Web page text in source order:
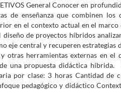
General Conocer en
de enseñanza que combinen
en el contexto actual en el
de proyectos híbridos
eje central y recuperen estrategias
otras herramientas externas en el
una propuesta didáctica
por clase: 3 horas Cantidad de
pedagógico y didáctico